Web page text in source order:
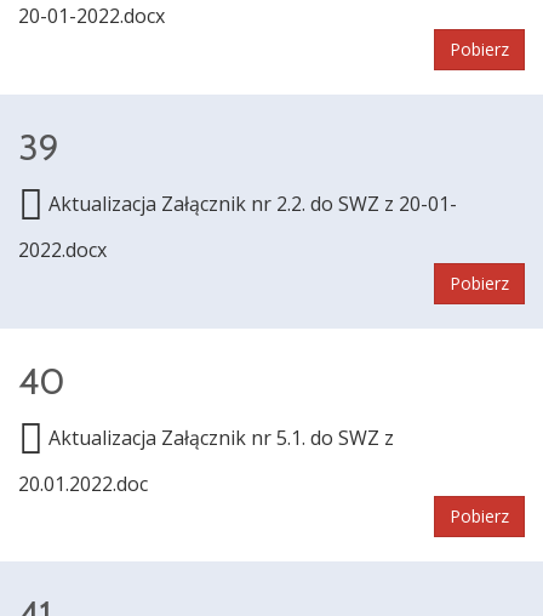
20-01-2022.docx
Pobierz
39
Aktualizacja Załącznik nr 2.2. do SWZ z 20-01-
2022.docx
Pobierz
40
Aktualizacja Załącznik nr 5.1. do SWZ z
20.01.2022.doc
Pobierz